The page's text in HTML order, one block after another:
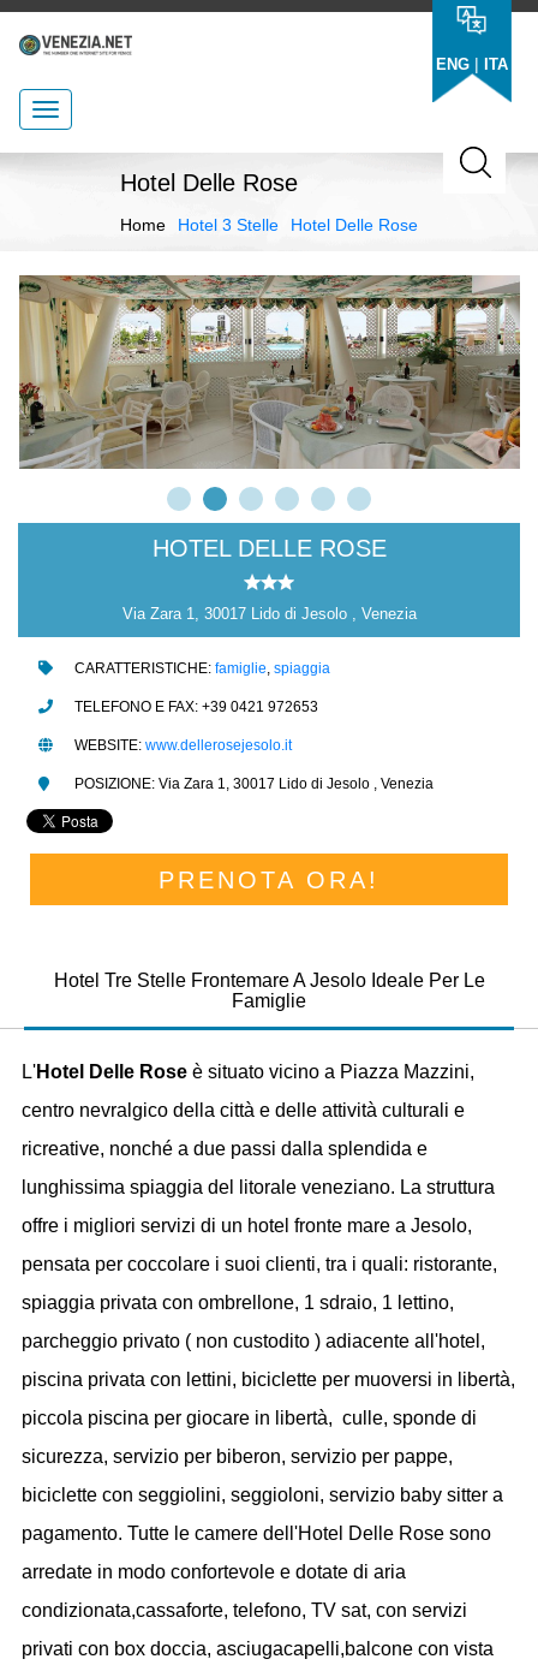
ENG | ITA
Hotel Delle Rose
Home Hotel 3 Stelle Hotel Delle Rose
HOTEL DELLE ROSE
Via Zara 1, 30017 Lido di Jesolo , Venezia
CARATTERISTICHE: famiglie, spiaggia
TELEFONO E FAX: +39 0421 972653
WEBSITE: www.dellerosejesolo.it
POSIZIONE: Via Zara 1, 30017 Lido di Jesolo , Venezia
PRENOTA ORA!
Hotel Tre Stelle Frontemare A Jesolo Ideale Per Le
Famiglie
L'Hotel Delle Roseè situato vicino a Piazza Mazzini,
centro nevralgico della città e delle attività culturali e
ricreative, nonché a due passi dalla splendida e
lunghissima spiaggia del litorale veneziano. La struttura
offre i migliori servizi di un hotel fronte mare a Jesolo,
pensata per coccolare i suoi clienti, tra i quali: ristorante,
spiaggia privata con ombrellone, 1 sdraio, 1 lettino,
parcheggio privato ( non custodito ) adiacente all'hotel,
piscina privata con lettini, biciclette per muoversi in libertà,
piccola piscina per giocare in libertà, culle, sponde di
sicurezza, servizio per biberon, servizio per pappe,
biciclette con seggiolini, seggioloni, servizio baby sitter a
pagamento. Tutte le camere dell'Hotel Delle Rose sono
arredate in modo confortevole e dotate di aria
condizionata,cassaforte, telefono, TV sat, con servizi
privati con box doccia, asciugacapelli,balcone con vista